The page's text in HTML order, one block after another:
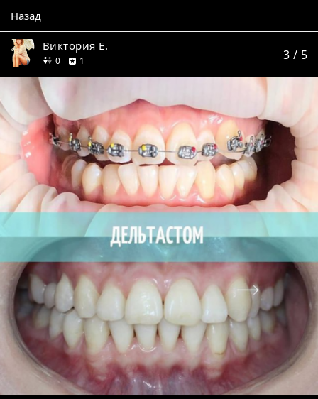
Назад
Виктория Е.
0друзей
1 3 / 5